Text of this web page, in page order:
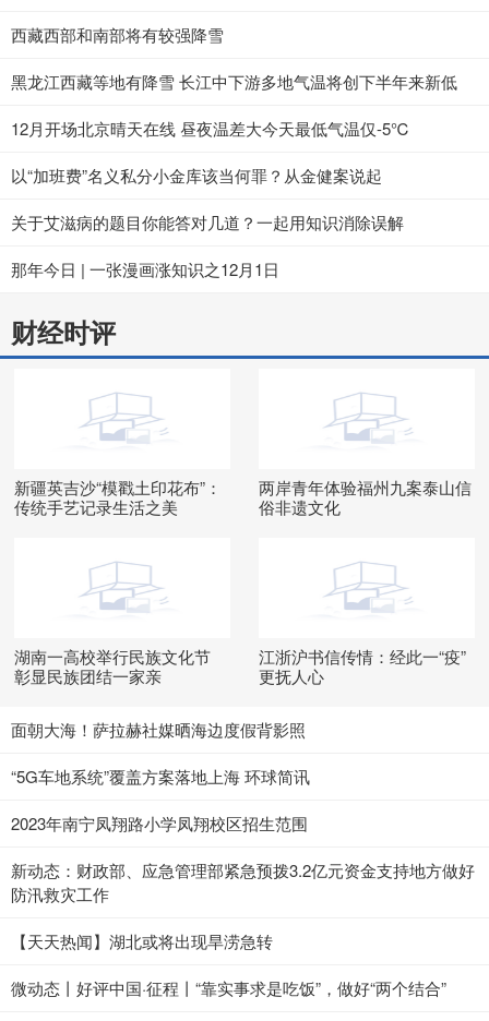
西藏西部和南部将有较强降雪
黑龙江西藏等地有降雪 长江中下游多地气温将创下半年来新低
12月开场北京晴天在线 昼夜温差大今天最低气温仅-5℃
以“加班费”名义私分小金库该当何罪？从金健案说起
关于艾滋病的题目你能答对几道？一起用知识消除误解
那年今日 | 一张漫画涨知识之12月1日
财经时评
新疆英吉沙“模戳土印花布”：
传统手艺记录生活之美
两岸青年体验福州九案泰山信
俗非遗文化
湖南一高校举行民族文化节
彰显民族团结一家亲
江浙沪书信传情：经此一“疫”
更抚人心
面朝大海！萨拉赫社媒晒海边度假背影照
“5G车地系统”覆盖方案落地上海 环球简讯
2023年南宁凤翔路小学凤翔校区招生范围
新动态：财政部、应急管理部紧急预拨3.2亿元资金支持地方做好
防汛救灾工作
【天天热闻】湖北或将出现旱涝急转
微动态丨好评中国·征程丨“靠实事求是吃饭”，做好“两个结合”